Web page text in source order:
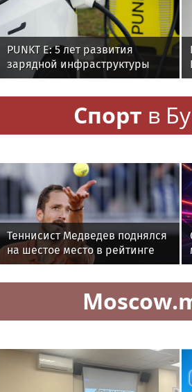
PUNKT E: 5 лет развития
зарядной инфраструктуры
Спорт в
Теннисист Медведев поднялся
на шестое место в рейтинге
ATP